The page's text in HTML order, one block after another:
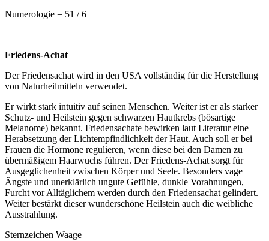
Numerologie = 51 / 6
Friedens-Achat
Der Friedensachat wird in den USA vollständig für die Herstellung
von Naturheilmitteln verwendet.
Er wirkt stark intuitiv auf seinen Menschen. Weiter ist er als starker
Schutz- und Heilstein gegen schwarzen Hautkrebs (bösartige
Melanome) bekannt. Friedensachate bewirken laut Literatur eine
Herabsetzung der Lichtempfindlichkeit der Haut. Auch soll er bei
Frauen die Hormone regulieren, wenn diese bei den Damen zu
übermäßigem Haarwuchs führen. Der Friedens-Achat sorgt für
Ausgeglichenheit zwischen Körper und Seele. Besonders vage
Ängste und unerklärlich ungute Gefühle, dunkle Vorahnungen,
Furcht vor Alltäglichem werden durch den Friedensachat gelindert.
Weiter bestärkt dieser wunderschöne Heilstein auch die weibliche
Ausstrahlung.
Sternzeichen Waage